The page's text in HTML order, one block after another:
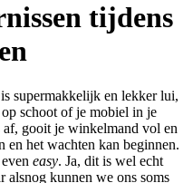
tijdens
supermakkelijk en lekker lui,
schoot of je mobiel in je
af, gooit je winkelmand vol en
het wachten kan beginnen.
easy. Ja, dit is wel echt
alsnog kunnen we ons soms